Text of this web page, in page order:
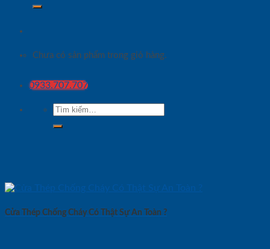
Chưa có sản phẩm trong giỏ hàng.
0933.707.707
Tìm
kiếm:
Cửa Thép Chống Cháy Có Thật Sự An Toàn ?